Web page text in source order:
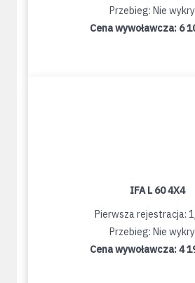
Przebieg: Nie
Cena wywoławcza: 6
IFA L 60 4X4
Pierwsza rejestracja:
Przebieg: Nie
Cena wywoławcza:4